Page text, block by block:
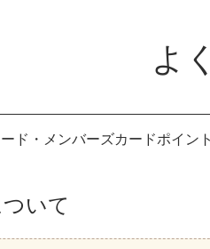
よ
ド・メンバーズカードポイ
いて